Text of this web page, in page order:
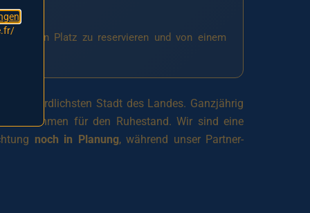
Ihren Platz zu reservieren und von einem
der nördlichsten Stadt des Landes. Ganzjährig
für den Ruhestand. Wir sind eine
noch in Planung, während unser Partner-